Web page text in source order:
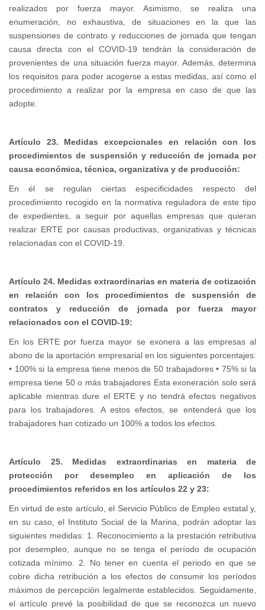
realizados por fuerza mayor. Asimismo, se realiza una
enumeración, no exhaustiva, de situaciones en la que las
suspensiones de contrato y reducciones de jornada que tengan
causa directa con el COVID-19 tendrán la consideración de
provenientes de una situación fuerza mayor. Además, determina
los requisitos para poder acogerse a estas medidas, así como el
procedimiento a realizar por la empresa en caso de que las
adopte.
Artículo 23. Medidas excepcionales en relación con los
procedimientos de suspensión y reducción de jornada por
causa económica, técnica, organizativa y de producción:
En él se regulan ciertas especificidades respecto del
procedimiento recogido en la normativa reguladora de este tipo
de expedientes, a seguir por aquellas empresas que quieran
realizar ERTE por causas productivas, organizativas y técnicas
relacionadas con el COVID-19.
Artículo 24. Medidas extraordinarias en materia de cotización
en relación con los procedimientos de suspensión de
contratos y reducción de jornada por fuerza mayor
relacionados con el COVID-19:
En los ERTE por fuerza mayor se exonera a las empresas al
abono de la aportación empresarial en los siguientes porcentajes:
• 100% si la empresa tiene menos de 50 trabajadores • 75% si la
empresa tiene 50 o más trabajadores Esta exoneración solo será
aplicable mientras dure el ERTE y no tendrá efectos negativos
para los trabajadores. A estos efectos, se entenderá que los
trabajadores han cotizado un 100% a todos los efectos.
Artículo 25. Medidas extraordinarias en materia de
protección por desempleo en aplicación de los
procedimientos referidos en los artículos 22 y 23:
En virtud de este artículo, el Servicio Público de Empleo estatal y,
en su caso, el Instituto Social de la Marina, podrán adoptar las
siguientes medidas: 1. Reconocimiento a la prestación retributiva
por desempleo, aunque no se tenga el período de ocupación
cotizada mínimo. 2. No tener en cuenta el periodo en que se
cobre dicha retribución a los efectos de consumir los períodos
máximos de percepción legalmente establecidos. Seguidamente,
el artículo prevé la posibilidad de que se reconozca un nuevo